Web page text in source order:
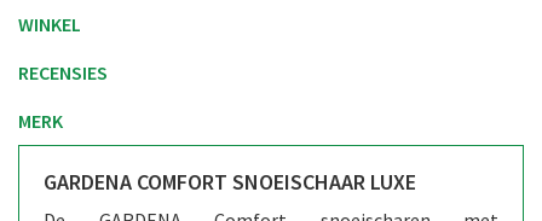
WINKEL
RECENSIES
MERK
GARDENA COMFORT SNOEISCHAAR LUXE